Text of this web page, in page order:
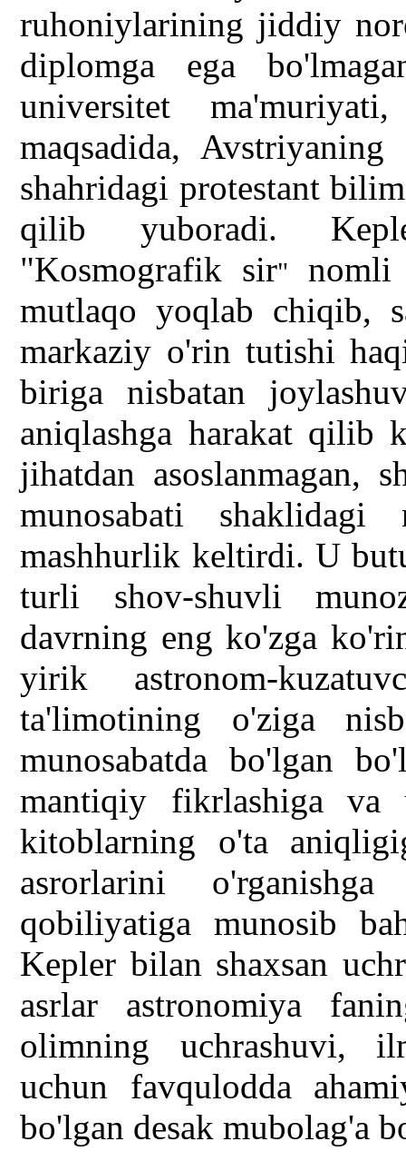
ruhoniylarining jiddiy
diplomga ega
universitet
maqsadida,
shahridagi protestant
qilib yuboradi.
"Kosmografik sir"
nomli
mutlaqo yoqlab chiqib,
markaziy o'rin tutishi
biriga nisbatan
aniqlashga harakat qilib
jihatdan asoslanmagan,
munosabati
mashhurlik keltirdi. U
turli shov-shuvli
davrning eng ko'zga
yirik astronom-
ta'limotining o'ziga
munosabatda bo'lgan
mantiqiy fikrlashiga va
kitoblarning o'ta
asrorlarini
qobiliyatiga munosib
Kepler bilan shaxsan
asrlar astronomiya
olimning uchrashuvi,
uchun favqulodda
bo'lgan desak mubolag'a